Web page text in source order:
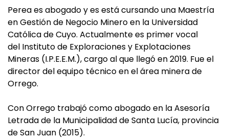
Perea es abogado y es está cursando una Maestría
en Gestión de Negocio Minero en la Universidad
Católica de Cuyo. Actualmente es primer vocal
del Instituto de Exploraciones y Explotaciones
Mineras (I.P.E.E.M.), cargo al que llegó en 2019. Fue el
director del equipo técnico en el área minera de
Orrego.
Con Orrego trabajó como abogado en la Asesoría
Letrada de la Municipalidad de Santa Lucía, provincia
de San Juan (2015).